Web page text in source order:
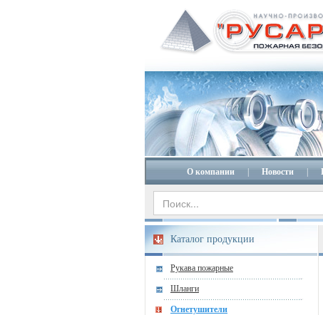
О компании Новости
Каталог продукции
Рукава пожарные
Шланги
Огнетушители